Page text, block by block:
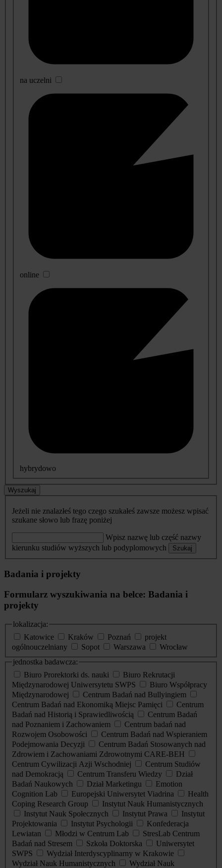
na uczelni
online
hybrydowo
Wyszukaj
Jeżeli nie znalazłeś tego czego szukałeś zawsze możesz wpisać
szukane słowo lub frazę poniżej
Wpisz nazwę lub część nazwy
kierunku studiów wyższych lub podyplomowych
Szukaj
Badania i projekty
Formularz wyszukiwania na belce: Badania i
projekty
lokalizacja:
Katowice
Kraków Poznań
projekt
ogólnouczelniany
Sopot Warszawa
Wrocław
jednostka badawcza:
Biuro Prorektorki ds. nauki
Biuro Rekrutacji
Międzynarodowej Uniwersytetu SWPS
Biuro Współpracy
Międzynarodowej
Centrum Badań nad Bullyingiem
Centrum Badań nad Ekonomiką Miejsc Pamięci
Centrum
Badań nad Historią i Sprawiedliwością
Centrum Badań
nad Poznaniem i Zachowaniem
Centrum badań nad
Rozwojem Osobowości
Centrum Badań nad Wspieraniem
Podejmowania Decyzji
Centrum Badań Stosowanych nad
Zdrowiem i Zachowaniami Zdrowotnymi CARE-BEH
Centrum Cywilizacji Azji Wschodniej
Centrum Studiów
nad Demokracją
Centrum Transferu Wiedzy
Dział
Badań Naukowych
Dział Marketingu
Emotion
Cognition Lab
Europejski Uniwersytet Viadrina
Health
Coping Research Group
Instytut Nauk Humanistycznych
Instytut Nauk Społecznych
Instytut Prawa
Instytut
Projektowania
Instytut Psychologii
Konfederacja
Lewiatan
Młodzi w Centrum Lab
StresLab Centrum
Badań nad Stresem
Szkoła Doktorska
Uniwersytet
SWPS
Wydział Interdyscyplinarny w Krakowie
Wydział Nauk Humanistycznych
Wydział Nauk